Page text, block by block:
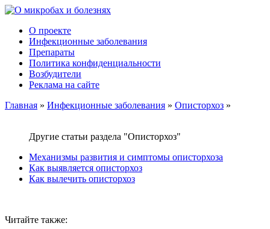
О проекте
Инфекционные заболевания
Препараты
Политика конфиденциальности
Возбудители
Реклама на сайте
Главная » Инфекционные заболевания » Описторхоз »
Другие статьи раздела "Описторхоз"
Механизмы развития и симптомы описторхоза
Как выявляется описторхоз
Как вылечить описторхоз
Читайте также: